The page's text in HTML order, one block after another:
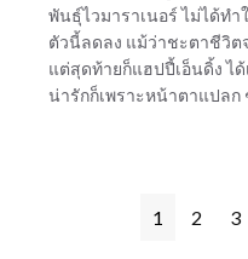
พันธุ์ไวมาราเนอร์ ไม่ได้ท
ตัวนี้ลดลง แม้ว่าชะตาชีวิต
แต่สุดท้ายก็แฮปปี้เอ็นดิ้ง ไ
น่ารักก็เพราะหน้าตาแปลก
1 2 3